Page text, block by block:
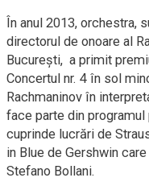
În anul 2013, orchestra,
directorul de onoare al
Bucureşti, a primit
Concertul nr. 4 în sol
Rachmaninov în
face parte din
cuprinde lucrări de
in Blue de Gershwin
Stefano Bollani.